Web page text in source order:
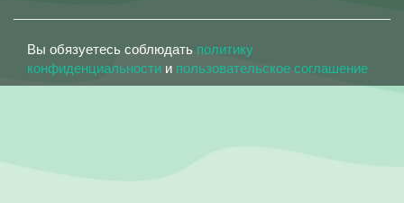
Вы обязуетесь соблюдать политику
конфиденциальности и пользовательское соглашение